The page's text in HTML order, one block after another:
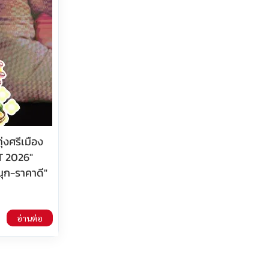
ศรีเมือง
2026"
-ราคาดี"
อ่านต่อ